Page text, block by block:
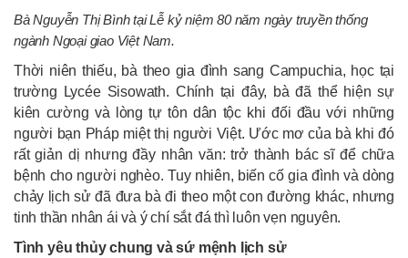
Bà Nguyễn Thị Bình tại Lễ kỷ niệm 80 năm ngày truyền thống
ngành Ngoại giao Việt Nam.
Thời niên thiếu, bà theo gia đình sang Campuchia, học tại
trường Lycée Sisowath. Chính tại đây, bà đã thể hiện sự
kiên cường và lòng tự tôn dân tộc khi đối đầu với những
người bạn Pháp miệt thị người Việt. Ước mơ của bà khi đó
rất giản dị nhưng đầy nhân văn: trở thành bác sĩ để chữa
bệnh cho người nghèo. Tuy nhiên, biến cố gia đình và dòng
chảy lịch sử đã đưa bà đi theo một con đường khác, nhưng
tinh thần nhân ái và ý chí sắt đá thì luôn vẹn nguyên.
Tình yêu thủy chung và sứ mệnh lịch sử